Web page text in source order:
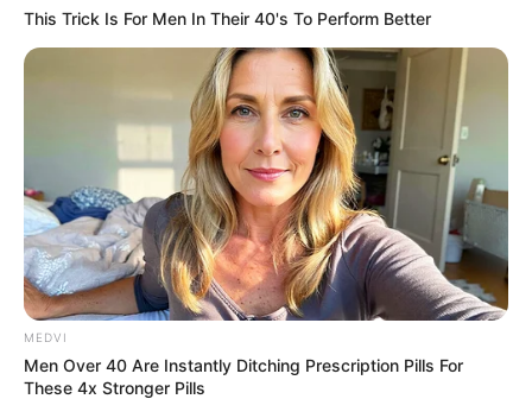
ความเชื่อที่ 2ห้ามแต่งงานในวันอังคารและวันเสาร์ ซึ่ง
สมัยก่อนถือว่าเป็นวันแรง วันแข็ง เหมาะแก่การทำพิธีของ
ความเชื่อที่ 3ห้ามแต่งงานวันพฤหัสบดี เพราะถือว่าเป็น
วันครู ถ้าแต่งงานวันนี้ฝ่ายชายจะแพ้ทางฝ่ายหญิง และยัง
มีตำนานที่ข้องเกี่ยวกับเทพเจ้าในเรื่องแต่งงาน ว่าพระ
พฤหัสบดีได้จัดงานแต่งงานกับบุตรสาวของตนคือ
พระจันทร์ในวันนี้ ต่อมาพระจันทร์ไปเป็นชู้กับพระอังคาร
ดังนั้น จึงมีความเชื่อว่าไม่ควรจัดงานแต่งงานในวันนี้
เพราะอาจจะทำให้เกิดการนอก ใจฝ่ายหนึ่งฝ่ายใดมีชู้ได้
This Trick Is For Men In Their 40's To Perform Better
MEDVI
Men Over 40 Are Instantly Ditching Prescription Pills For
These 4x Stronger Pills